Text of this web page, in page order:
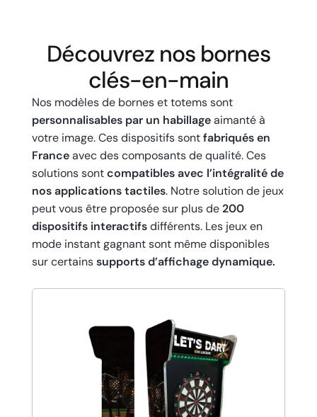
Découvrez nos bornes
clés-en-main
Nos modèles de bornes et totems sont
personnalisables par un habillageaimanté à
votre image. Ces dispositifs sontfabriqués en
Franceavec des composants de qualité. Ces
solutions sontcompatibles avec l’intégralité de
nos applications tactiles. Notre solution de jeux
peut vous être proposée sur plus de200
dispositifs interactifsdifférents. Les jeux en
mode instant gagnant sont même disponibles
sur certainssupports d’affichage dynamique.